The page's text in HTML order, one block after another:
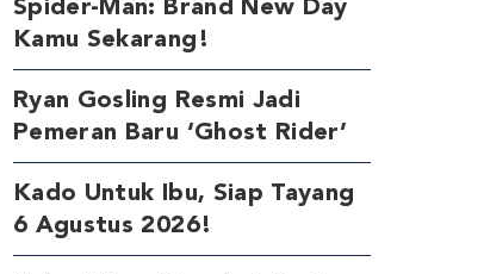
Spider-Man: Brand New Day
Kamu Sekarang!
Ryan Gosling Resmi Jadi
Pemeran Baru ‘Ghost Rider’
Kado Untuk Ibu, Siap Tayang
6 Agustus 2026!